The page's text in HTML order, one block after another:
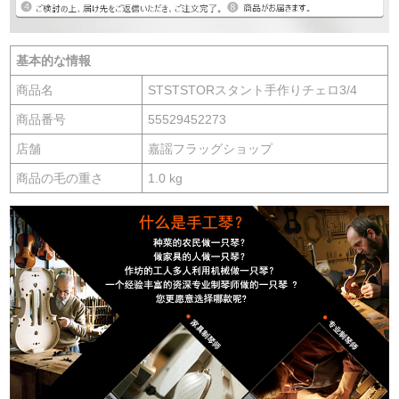
基本的な情報
商品名 STSTSTORスタント手作りチェロ3/4
商品番号 55529452273
店舗 嘉謡フラッグショップ
商品の毛の重さ 1.0 kg